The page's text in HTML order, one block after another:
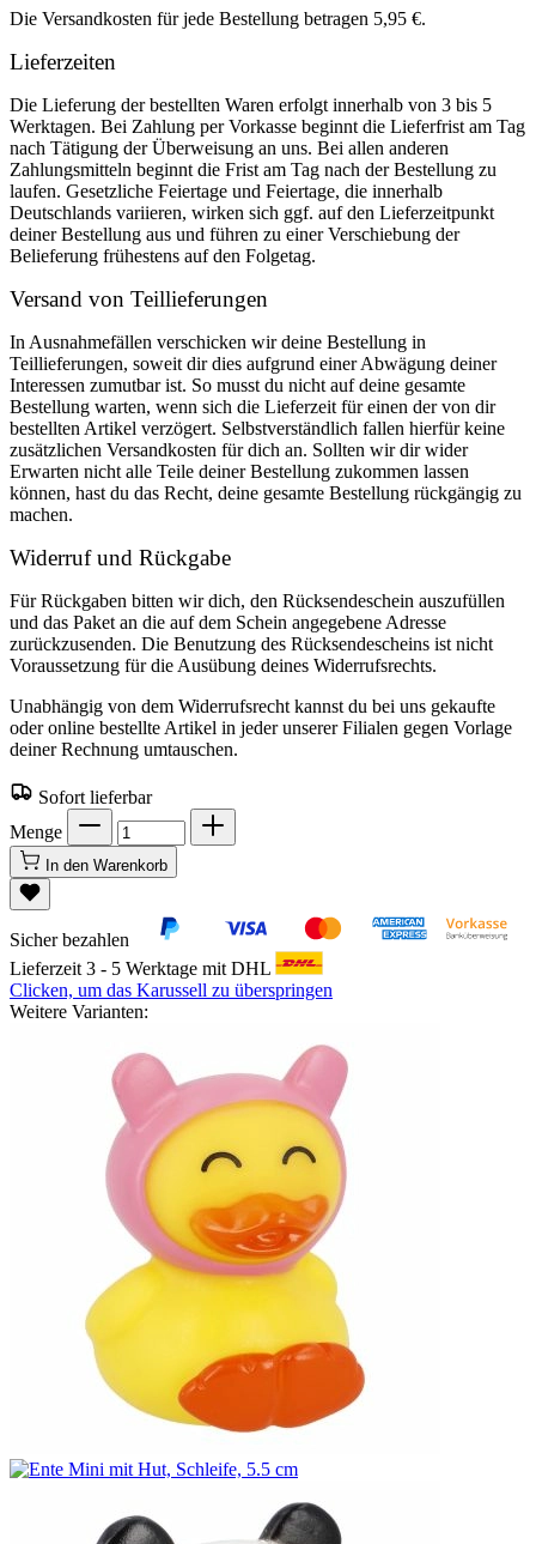
Die Versandkosten für jede Bestellung betragen 5,95 €.
Lieferzeiten
Die Lieferung der bestellten Waren erfolgt innerhalb von 3 bis 5
Werktagen. Bei Zahlung per Vorkasse beginnt die Lieferfrist am Tag
nach Tätigung der Überweisung an uns. Bei allen anderen
Zahlungsmitteln beginnt die Frist am Tag nach der Bestellung zu
laufen. Gesetzliche Feiertage und Feiertage, die innerhalb
Deutschlands variieren, wirken sich ggf. auf den Lieferzeitpunkt
deiner Bestellung aus und führen zu einer Verschiebung der
Belieferung frühestens auf den Folgetag.
Versand von Teillieferungen
In Ausnahmefällen verschicken wir deine Bestellung in
Teillieferungen, soweit dir dies aufgrund einer Abwägung deiner
Interessen zumutbar ist. So musst du nicht auf deine gesamte
Bestellung warten, wenn sich die Lieferzeit für einen der von dir
bestellten Artikel verzögert. Selbstverständlich fallen hierfür keine
zusätzlichen Versandkosten für dich an. Sollten wir dir wider
Erwarten nicht alle Teile deiner Bestellung zukommen lassen
können, hast du das Recht, deine gesamte Bestellung rückgängig zu
machen.
Widerruf und Rückgabe
Für Rückgaben bitten wir dich, den Rücksendeschein auszufüllen
und das Paket an die auf dem Schein angegebene Adresse
zurückzusenden. Die Benutzung des Rücksendescheins ist nicht
Voraussetzung für die Ausübung deines Widerrufsrechts.
Unabhängig von dem Widerrufsrecht kannst du bei uns gekaufte
oder online bestellte Artikel in jeder unserer Filialen gegen Vorlage
deiner Rechnung umtauschen.
Sofort lieferbar
Menge
In den Warenkorb
Sicher bezahlen
Lieferzeit 3 - 5 Werktage mit DHL
Clicken, um das Karussell zu überspringen
Weitere Varianten: